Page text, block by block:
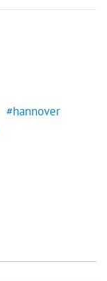
#hannover